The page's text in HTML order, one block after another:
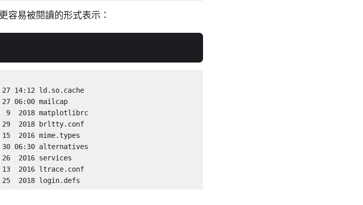
容易被閱讀的形式表示：
14:12 ld.so.cache
06:00 mailcap
2018 matplotlibrc
2018 brltty.conf
2016 mime.types
06:30 alternatives
2016 services
2016 ltrace.conf
2018 login.defs